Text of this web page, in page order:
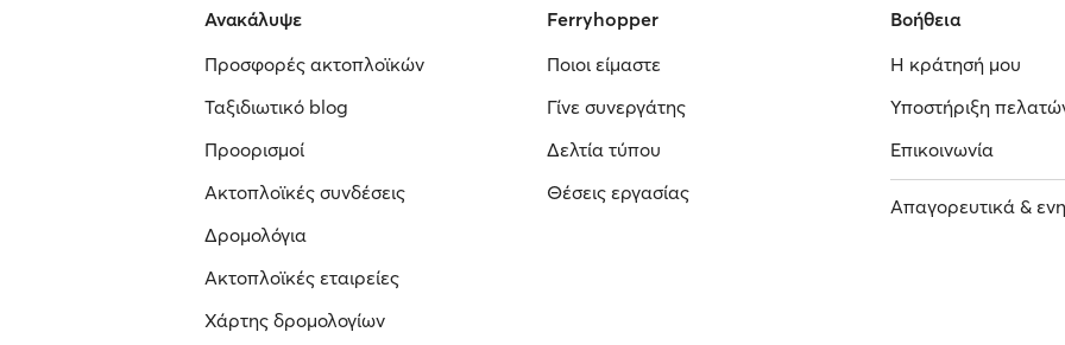
Ανακάλυψε
Προσφορές ακτοπλοϊκών
Ταξιδιωτικό blog
Προορισμοί
Ακτοπλοϊκές συνδέσεις
Δρομολόγια
Ακτοπλοϊκές εταιρείες
Χάρτης δρομολογίων
Ferryhopper
Ποιοι είμαστε
Γίνε συνεργάτης
Δελτία τύπου
Θέσεις εργασίας
Βοήθεια
Η κράτησή μου
Υποστήριξη
Επικοινωνία
Απαγορευτικά &